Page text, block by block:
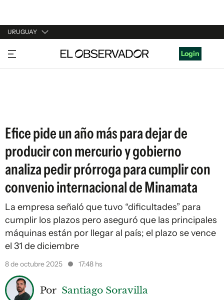
URUGUAY
URUGUAY
ARGENTINA
Login
Efice pide un año más para dejar de
producir con mercurio y gobierno
analiza pedir prórroga para cumplir con
convenio internacional de Minamata
La empresa señaló que tuvo “dificultades” para
cumplir los plazos pero aseguró que las principales
máquinas están por llegar al país; el plazo se vence
el 31 de diciembre
8 de octubre 2025 17:48 hs
Por Santiago Soravilla